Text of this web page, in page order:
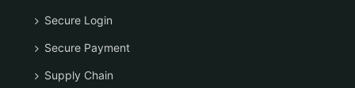
Secure Login
Secure Payment
Supply Chain